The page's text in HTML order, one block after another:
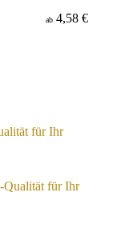
ab 4,58 €
für Ihr